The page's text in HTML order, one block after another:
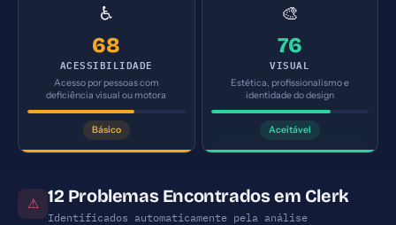
♿
68
ACESSIBILIDADE
Acesso por pessoas com
deficiência visual ou motora
Básico
🎨
76
VISUAL
Estética, profissionalismo e
identidade do design
Aceitável
⚠ 12 Problemas Encontrados em Clerk
Identificados automaticamente pela análise